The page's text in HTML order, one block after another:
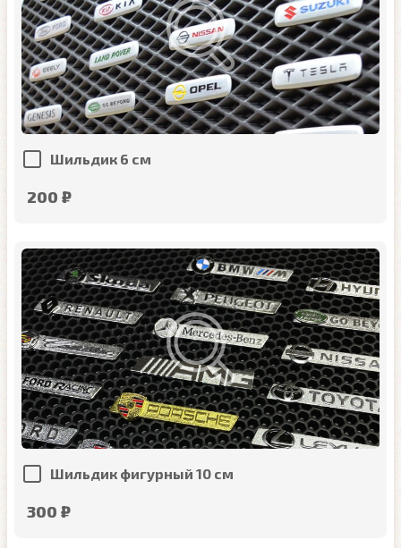
Шильдик 6 см
200 ₽
Шильдик фигурный 10 см
300 ₽